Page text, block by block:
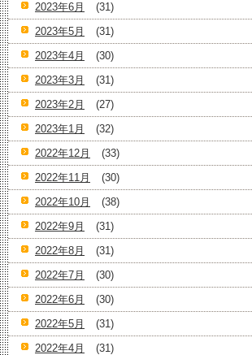
2023年6月
(31)
2023年5月
(31)
2023年4月
(30)
2023年3月
(31)
2023年2月
(27)
2023年1月
(32)
2022年12月
(33)
2022年11月
(30)
2022年10月
(38)
2022年9月
(31)
2022年8月
(31)
2022年7月
(30)
2022年6月
(30)
2022年5月
(31)
2022年4月
(31)